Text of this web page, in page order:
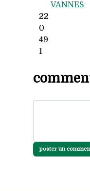
VANNES
22
0
49
1
poster un